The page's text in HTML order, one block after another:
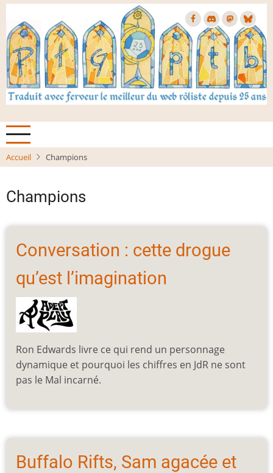
Aller
contenu
principal
Accueil Champions
Champions
Conversation : cette drogue
qu’est l’imagination
Ron Edwards livre ce qui rend un personnage
dynamique et pourquoi les chiffres en JdR ne sont
pas le Mal incarné.
Buffalo Rifts, Sam agacée et